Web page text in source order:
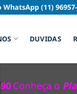
(11)
DUVIDAS
Conheça o